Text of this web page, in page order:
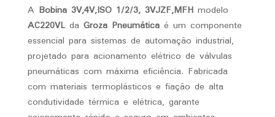
A Bobina 3V,4V,ISO 1/2/3, 3VJZF,MFHmodelo
AC220VLda Groza Pneumáticaé um componente
essencial para sistemas de automação industrial,
projetado para acionamento elétrico de válvulas
pneumáticas com máxima eficiência. Fabricada
com materiais termoplásticos e fiação de alta
condutividade térmica e elétrica, garante